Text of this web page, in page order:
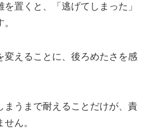
置くと、「逃げてしまった」
変えることに、後ろめたさを感
まうまで耐えることだけが、責
ん。